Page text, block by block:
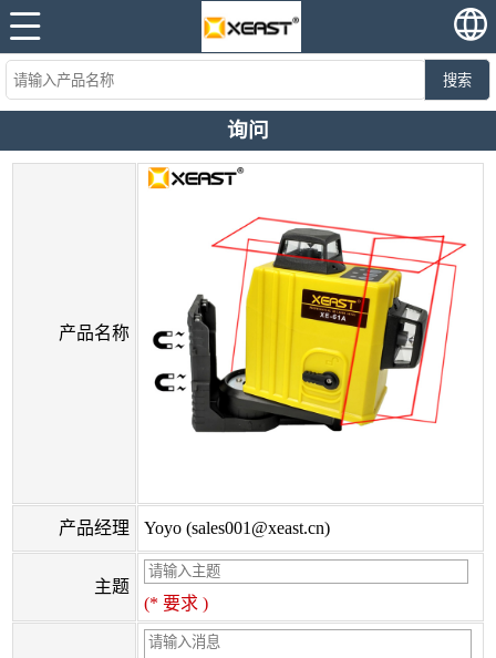
搜索
询问
产品名称
产品经理 Yoyo (sales001@xeast.cn)
主题
(* 要求 )